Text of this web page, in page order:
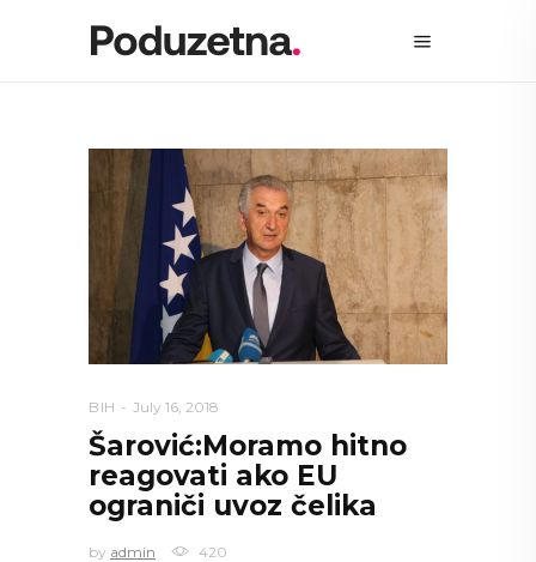
BIH July 16, 2018
Šarović:Moramo hitno
reagovati ako EU
ograniči uvoz čelika
by admin 420